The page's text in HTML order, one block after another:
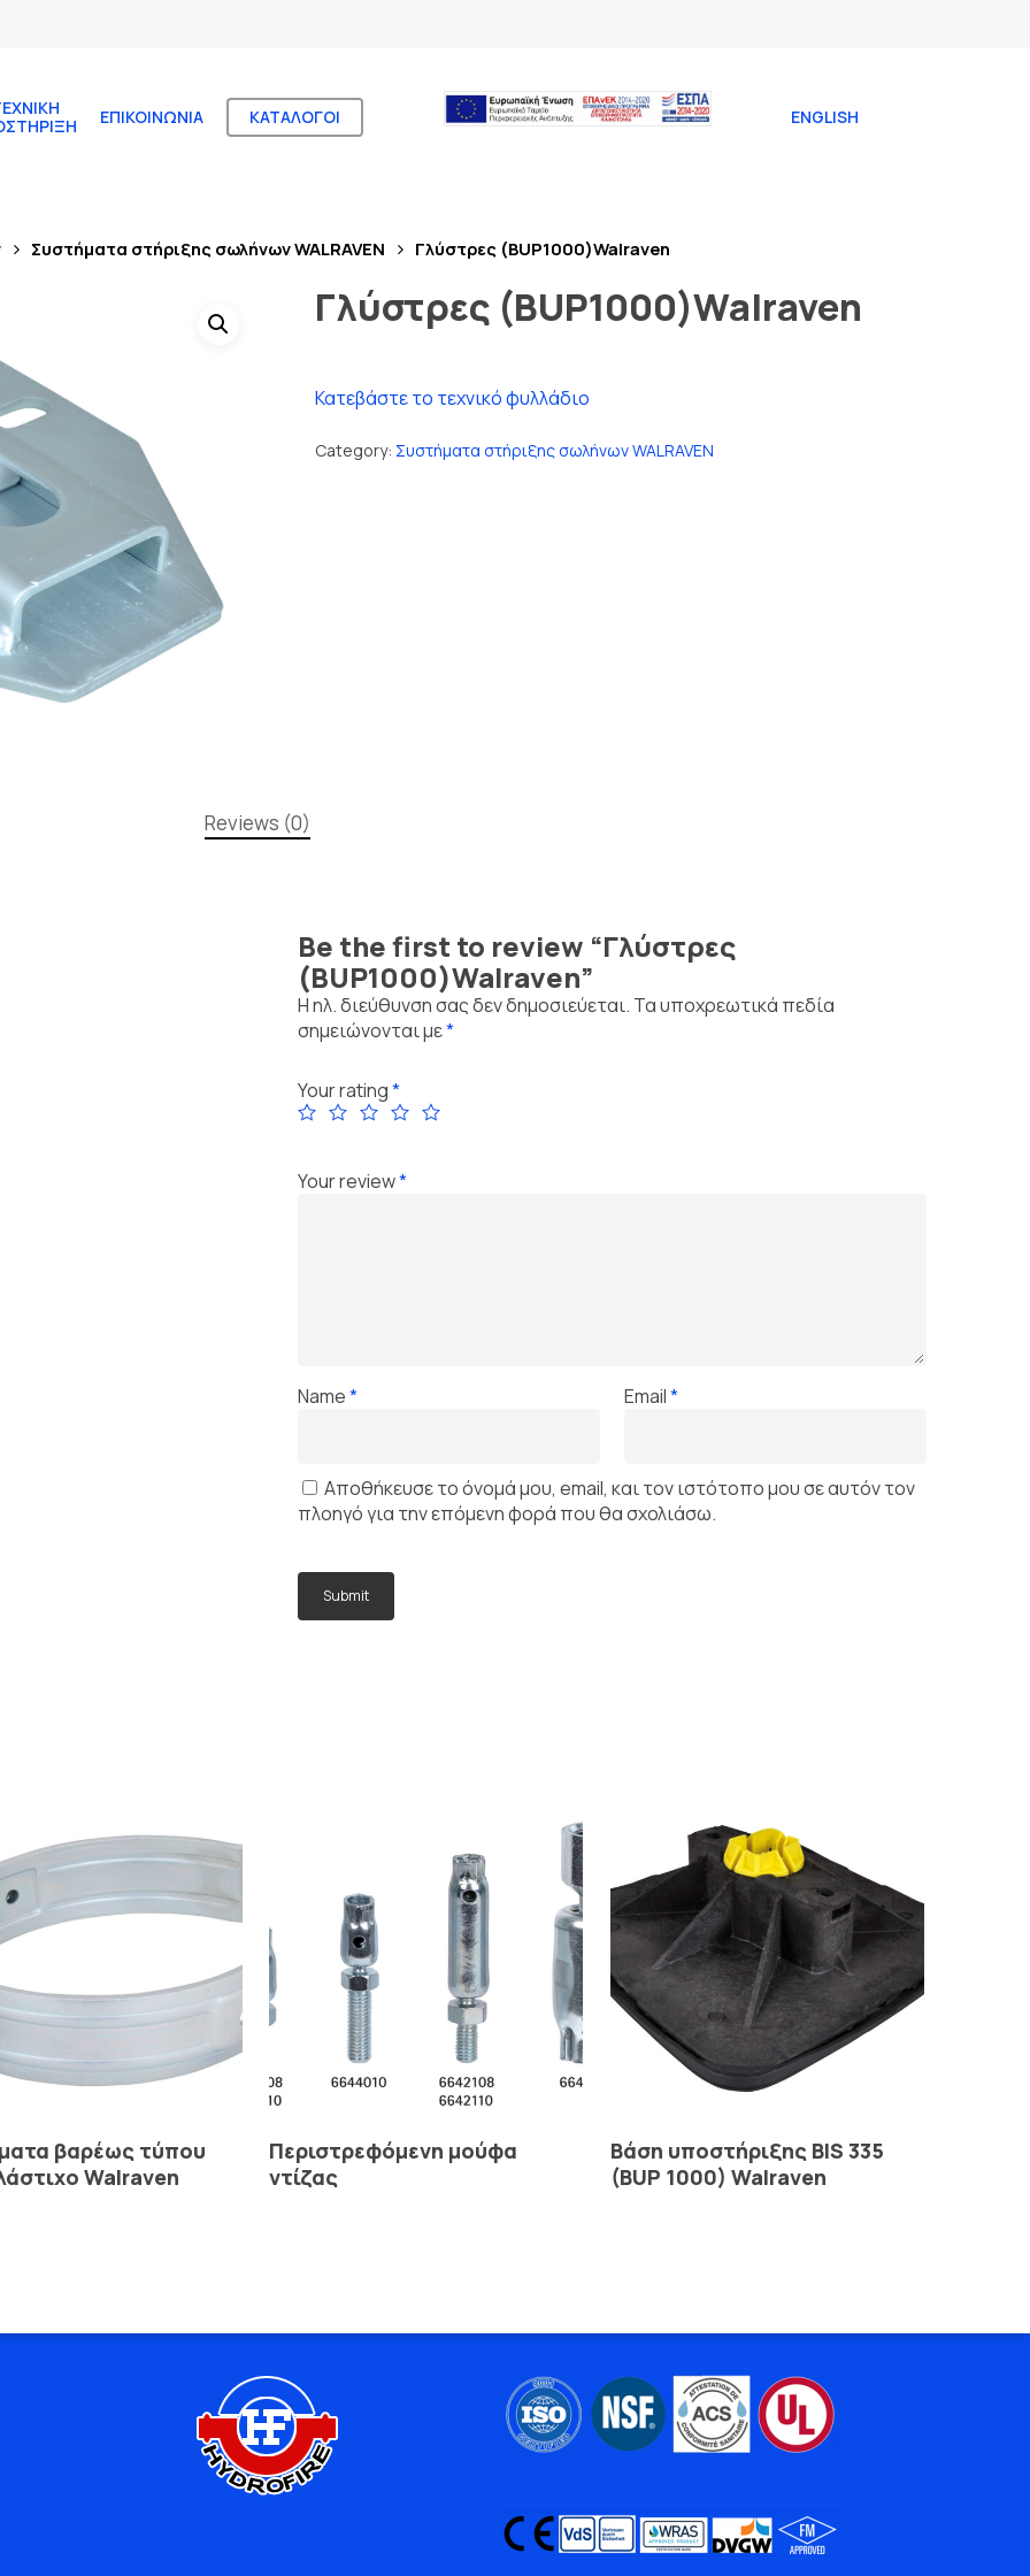
ΕΠΙΚΟΙΝΩΝΊΑ ΚΑΤΆΛΟΓΟΙ ENGLISH
Συστήματα στήριξης σωλήνων WALRAVEN Γλύστρες (BUP1000)Walraven
Γλύστρες (BUP1000)Walraven
Κατεβάστε το τεχνικό φυλλάδιο
Category: Συστήματα στήριξης σωλήνων WALRAVEN
Reviews (0)
Be the first to review “Γλύστρες
(BUP1000)Walraven”
Η ηλ. διεύθυνση σας δεν δημοσιεύεται. Τα υποχρεωτικά πεδία
σημειώνονται με*
Your rating*
Your review*
Name* Email*
Αποθήκευσε το όνομά μου, email, και τον ιστότοπο μου σε αυτόν τον
πλοηγό για την επόμενη φορά που θα σχολιάσω.
βαρέως τύπου
Walraven
Read More
Περιστρεφόμενη μούφα
ντίζας
Read More
Βάση υποστήριξης BIS 335
(BUP 1000) Walraven